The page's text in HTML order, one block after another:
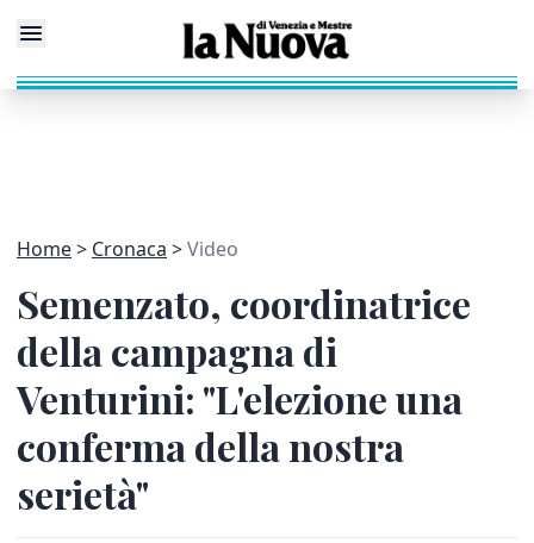
Home Cronaca Video
Semenzato, coordinatrice
della campagna di
Venturini: "L'elezione una
conferma della nostra
serietà"